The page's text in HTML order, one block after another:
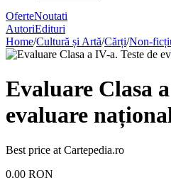
OferteNoutati
AutoriEdituri
Home/Cultură și Artă/Cărți/Non-
Evaluare Clasa
evaluare
Best price at Cartepedia.ro
0.00 RON